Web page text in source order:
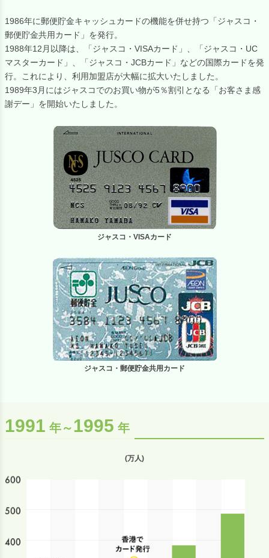
1986年に郵便貯金キャッシュカードの機能を併せ持つ「ジャスコ・
郵便貯金共用カード」を発行。
1988年12月以降は、「ジャスコ・VISAカード」、「ジャスコ・UC
マスターカード」、「ジャスコ・JCBカード」などの国際カードを発
行。これにより、利用加盟店が大幅に拡大いたしました。
1989年3月にはジャスコでのお買い物が5％割引となる「お客さま感
謝デー」を開始いたしました。
ジャスコ・VISAカード
ジャスコ・郵便貯金共用カード
1991 年～ 1995 年
(万人)